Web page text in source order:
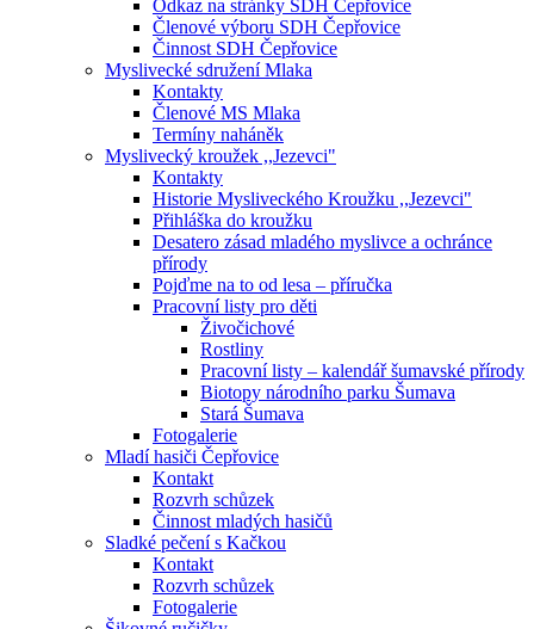
Odkaz na stránky SDH Čepřovice
Členové výboru SDH Čepřovice
Činnost SDH Čepřovice
Myslivecké sdružení Mlaka
Kontakty
Členové MS Mlaka
Termíny naháněk
Myslivecký kroužek ,,Jezevci"
Kontakty
Historie Mysliveckého Kroužku ,,Jezevci"
Přihláška do kroužku
Desatero zásad mladého myslivce a ochránce
přírody
Pojďme na to od lesa – příručka
Pracovní listy pro děti
Živočichové
Rostliny
Pracovní listy – kalendář šumavské přírody
Biotopy národního parku Šumava
Stará Šumava
Fotogalerie
Mladí hasiči Čepřovice
Kontakt
Rozvrh schůzek
Činnost mladých hasičů
Sladké pečení s Kačkou
Kontakt
Rozvrh schůzek
Fotogalerie